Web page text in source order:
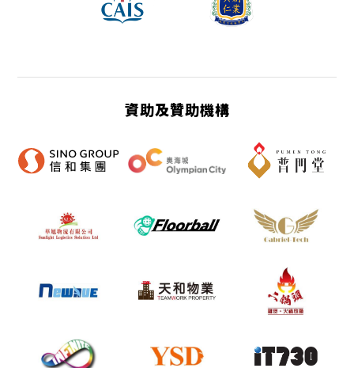
資助及贊助機構